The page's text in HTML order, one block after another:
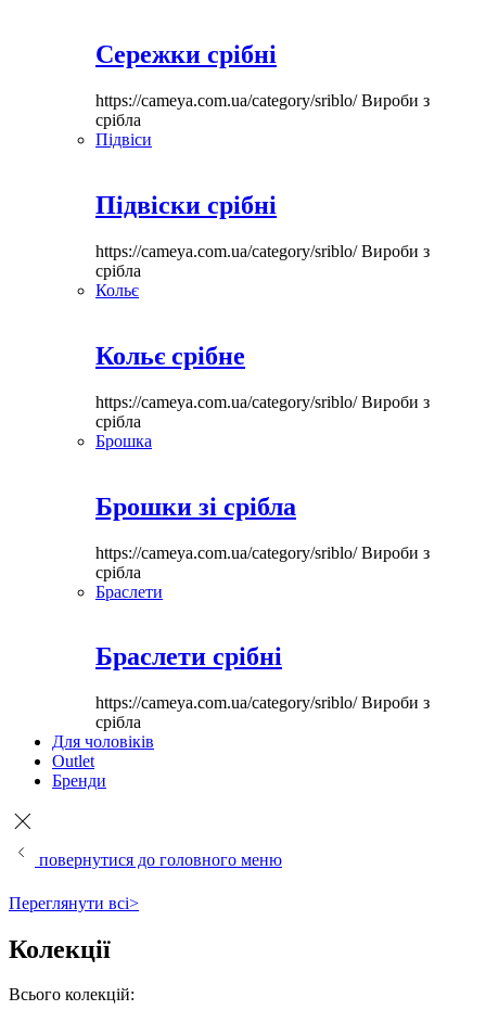
Сережки срібні
https://cameya.com.ua/category/sriblo/Вироби з
срібла
Підвіси
Підвіски срібні
https://cameya.com.ua/category/sriblo/Вироби з
срібла
Кольє
Кольє срібне
https://cameya.com.ua/category/sriblo/Вироби з
срібла
Брошка
Брошки зі срібла
https://cameya.com.ua/category/sriblo/Вироби з
срібла
Браслети
Браслети срібні
https://cameya.com.ua/category/sriblo/Вироби з
срібла
Для чоловіків
Outlet
Бренди
повернутися до головного меню
Переглянути всі>
Колекції
Всього колекцій: